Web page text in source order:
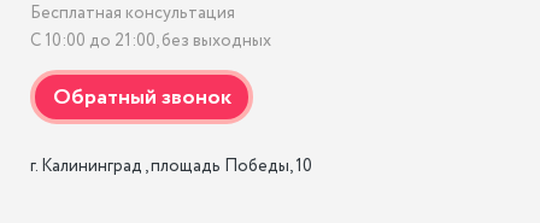
Бесплатная консультация
С 10:00 до 21:00, без выходных
г. Калининград , площадь Победы, 10